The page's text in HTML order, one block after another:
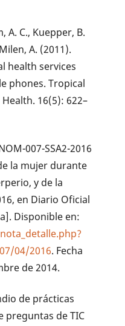
A. C., Kuepper, B.
A. (2011).
health services
phones. Tropical
16(5): 622–
007-SSA2-2016
la mujer durante
y de la
en Diario Oficial
Disponible en:
04/2016. Fecha
de 2014.
de prácticas
preguntas de TIC